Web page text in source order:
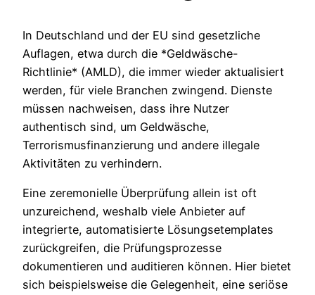
In Deutschland und der EU sind gesetzliche
Auflagen, etwa durch die *Geldwäsche-
Richtlinie* (AMLD), die immer wieder aktualisiert
werden, für viele Branchen zwingend. Dienste
müssen nachweisen, dass ihre Nutzer
authentisch sind, um Geldwäsche,
Terrorismusfinanzierung und andere illegale
Aktivitäten zu verhindern.
Eine zeremonielle Überprüfung allein ist oft
unzureichend, weshalb viele Anbieter auf
integrierte, automatisierte Lösungsetemplates
zurückgreifen, die Prüfungsprozesse
dokumentieren und auditieren können. Hier bietet
sich beispielsweise die Gelegenheit, eine seriöse